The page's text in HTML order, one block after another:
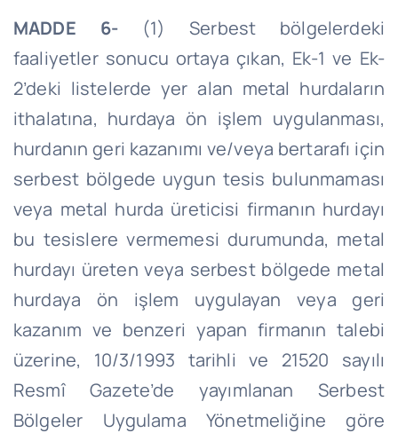
MADDE 6-(1) Serbest bölgelerdeki
faaliyetler sonucu ortaya çıkan, Ek-1 ve Ek-
2’deki listelerde yer alan metal hurdaların
ithalatına, hurdaya ön işlem uygulanması,
hurdanın geri kazanımı ve/veya bertarafı için
serbest bölgede uygun tesis bulunmaması
veya metal hurda üreticisi firmanın hurdayı
bu tesislere vermemesi durumunda, metal
hurdayı üreten veya serbest bölgede metal
hurdaya ön işlem uygulayan veya geri
kazanım ve benzeri yapan firmanın talebi
üzerine, 10/3/1993 tarihli ve 21520 sayılı
Resmî Gazete’de yayımlanan Serbest
Bölgeler Uygulama Yönetmeliğine göre